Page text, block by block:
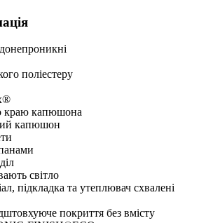
поліестеру
краю капюшона
капюшон
світло
підкладка та утеплювач схвалені
покриття без вмісту